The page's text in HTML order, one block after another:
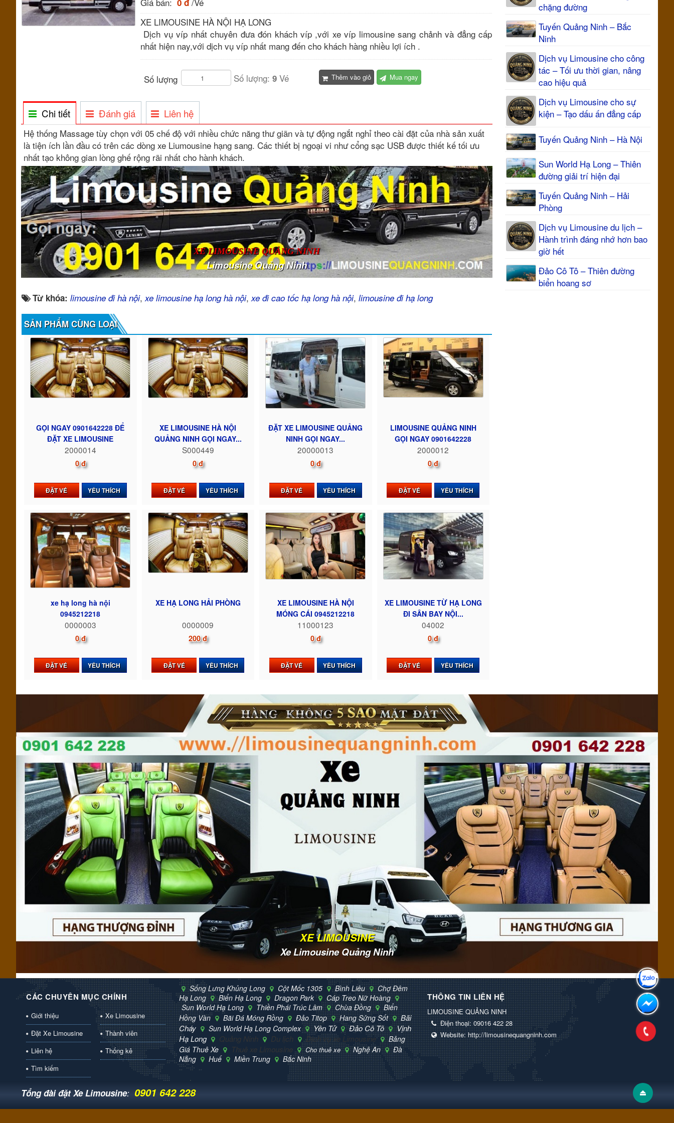
0 đ
XE LIMOUSINE HÀ NỘI HẠ LONG
Dịch vụ víp nhất chuyên đưa đón khách víp ,với xe víp limousine sang chảnh và đẳng cấp
nhất hiện nay,với dịch vụ víp nhất mang đến cho khách hàng nhiều lợi ích .
Số lượng Số lượng: 9 Vé Thêm vào giỏ Mua ngay
Chi tiết Đánh giá Liên hệ
Hệ thống Massage tùy chọn với 05 chế độ với nhiều chức năng thư giãn và tự động ngắt nghỉ theo cài đặt của nhà sản xuất
là tiện ích lần đầu có trên các dòng xe Liumousine hạng sang. Các thiết bị ngoại vi như cổng sạc USB được thiết kế tối ưu
nhất tạo không gian lòng ghế rộng rãi nhất cho hành khách.
XE LIMOUSINE QUẢNG NINH
Limousine Quảng Ninh
Từ khóa: limousine đi hà nội,xe limousine hạ long hà nội,xe đi cao tốc hạ long hà nội, limousine đi hạ long
SẢN PHẨM CÙNG LOẠI
GỌI NGAY 0901642228 ĐỂ
ĐẶT XE LIMOUSINE
2000014
0 đ
ĐẶT VÉ YÊU THÍCH
XE LIMOUSINE HÀ NỘI
QUẢNG NINH GỌI NGAY...
S000449
0 đ
ĐẶT VÉ YÊU THÍCH
ĐẶT XE LIMOUSINE QUẢNG
NINH GỌI NGAY...
20000013
0 đ
ĐẶT VÉ YÊU THÍCH
LIMOUSINE QUẢNG NINH
GỌI NGAY 0901642228
2000012
0 đ
ĐẶT VÉ YÊU THÍCH
xe hạ long hà nội
0945212218
0000003
0 đ
ĐẶT VÉ YÊU THÍCH
XE HẠ LONG HẢI PHÒNG
0000009
200 đ
ĐẶT VÉ YÊU THÍCH
XE LIMOUSINE HÀ NỘI
MÓNG CÁI 0945212218
11000123
0 đ
ĐẶT VÉ YÊU THÍCH
XE LIMOUSINE TỪ HẠ LONG
ĐI SÂN BAY NỘI...
04002
0 đ
ĐẶT VÉ YÊU THÍCH
chặng đường
Tuyến Quảng Ninh – Bắc
Ninh
Dịch vụ Limousine cho công
tác – Tối ưu thời gian, nâng
cao hiệu quả
Dịch vụ Limousine cho sự
kiện – Tạo dấu ấn đẳng cấp
Tuyến Quảng Ninh – Hà Nội
Sun World Hạ Long – Thiên
đường giải trí hiện đại
Tuyến Quảng Ninh – Hải
Phòng
Dịch vụ Limousine du lịch –
Hành trình đáng nhớ hơn bao
giờ hết
Đảo Cô Tô – Thiên đường
biển hoang sơ
XE LIMOUSINE
Xe Limousine Quảng Ninh
CÁC CHUYÊN MỤC CHÍNH
Giới thiệu
Xe Limousine
Đặt Xe Limousine
Thành viên
Liên hệ
Thống kê
Tìm kiếm
ĐANG TRUY CẬP: 5 QR-CODE
Sống Lưng Khủng Long Cột Mốc 1305 Bình Liêu
Chợ Đêm
Hạ Long
Biển Hạ Long Dragon Park
Cáp Treo Nữ Hoàng
Sun World Hạ Long
Thiền Phái Trúc Lâm Chùa Đồng
Biển
Hồng Vàn
Bãi Đá Móng Rồng Đảo Titop Hang Sửng Sốt
Bãi
Cháy
Sun World Hạ Long Complex Yên Tử Đảo Cô Tô
Vịnh
Hạ Long
Quảng Ninh Du lịch Dịch vụ xe Limousine
Bảng
Giá Thuê Xe
Thuê xe Limousine Cho thuê xe Nghệ An
Đà
Nẵng
Huế Miền Trung Bắc Ninh
THÔNG TIN LIÊN HỆ
LIMOUSINE QUẢNG NINH
Điện thoại:09016 422 28
Website:http://limousinequangninh.com
Tổng đài đặt Xe Limousine: 0901 642 228